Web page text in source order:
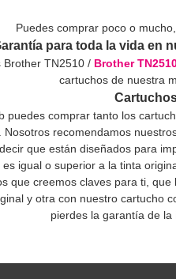
Puedes comprar poco o
para toda la vida en
Brother TN2510 / Brother
cartuchos de nuestra
puedes comprar tanto los
Nosotros recomendamos
que están diseñados para
igual o superior a la tinta
que creemos claves para ti,
y otra con nuestro cartucho
pierdes la garantía de la